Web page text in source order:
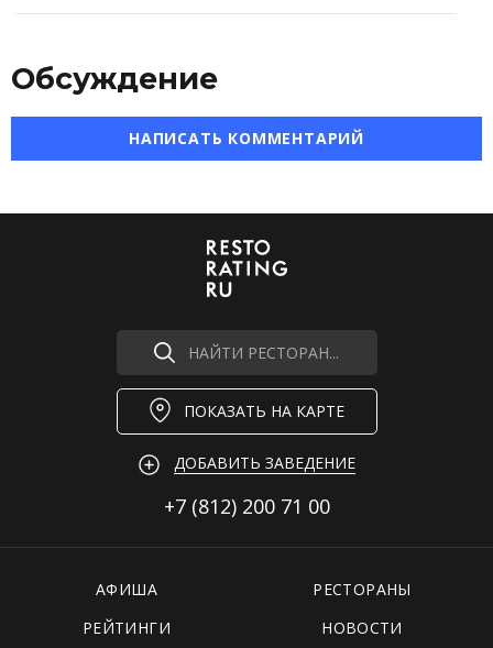
Обсуждение
НАПИСАТЬ КОММЕНТАРИЙ
НАЙТИ РЕСТОРАН...
ПОКАЗАТЬ НА КАРТЕ
ДОБАВИТЬ ЗАВЕДЕНИЕ
+7 (812) 200 71 00
АФИША
РЕСТОРАНЫ
РЕЙТИНГИ
НОВОСТИ